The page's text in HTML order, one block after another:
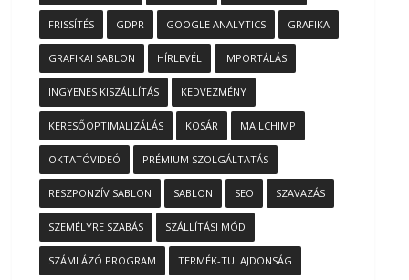
FRISSÍTÉS GDPR GOOGLE ANALYTICS GRAFIKA
GRAFIKAI SABLON HÍRLEVÉL IMPORTÁLÁS
INGYENES KISZÁLLÍTÁS KEDVEZMÉNY
KERESŐOPTIMALIZÁLÁS KOSÁR MAILCHIMP
OKTATÓVIDEÓ PRÉMIUM SZOLGÁLTATÁS
RESZPONZÍV SABLON SABLON SEO SZAVAZÁS
SZEMÉLYRE SZABÁS SZÁLLÍTÁSI MÓD
SZÁMLÁZÓ PROGRAM TERMÉK-TULAJDONSÁG